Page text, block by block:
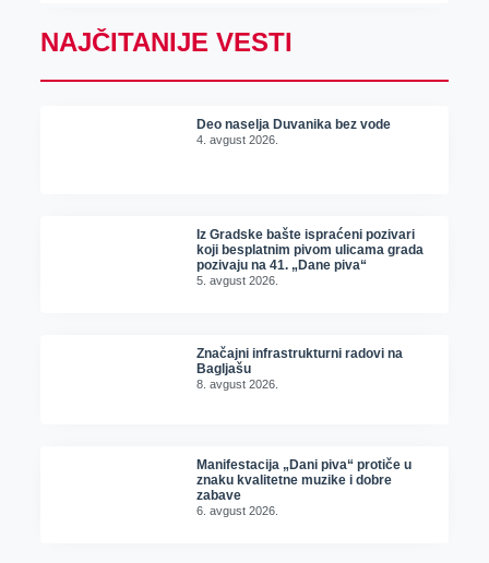
NAJČITANIJE VESTI
Deo naselja Duvanika bez vode
4. avgust 2026.
Iz Gradske bašte ispraćeni pozivari
koji besplatnim pivom ulicama grada
pozivaju na 41. „Dane piva“
5. avgust 2026.
Značajni infrastrukturni radovi na
Bagljašu
8. avgust 2026.
Manifestacija „Dani piva“ protiče u
znaku kvalitetne muzike i dobre
zabave
6. avgust 2026.